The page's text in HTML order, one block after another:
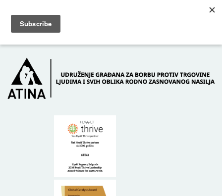
POČETNA O NAMA